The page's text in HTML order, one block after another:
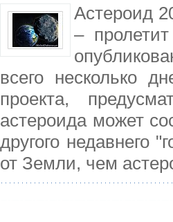
Астероид
–
всего несколько
проекта,
астероида может
другого недавнего
от Земли, чем